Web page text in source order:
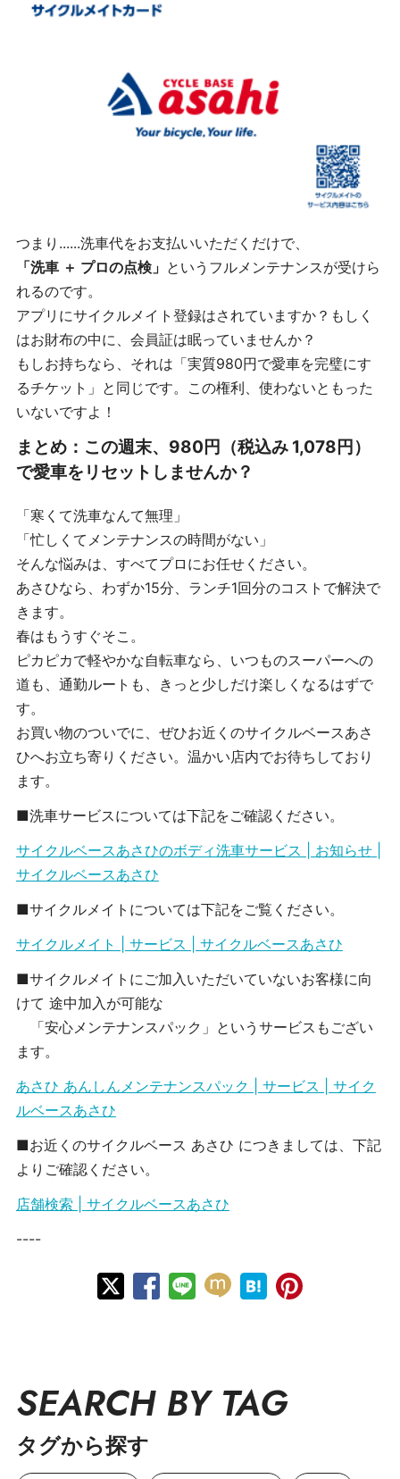
つまり......洗車代をお支払いいただくだけで、
「洗車 ＋ プロの点検」 というフルメンテナンスが受けら
れるのです。
アプリにサイクルメイト登録はされていますか？もしく
はお財布の中に、会員証は眠っていませんか？
もしお持ちなら、それは「実質980円で愛車を完璧にす
るチケット」と同じです。この権利、使わないともった
いないですよ！
まとめ：この週末、980円（税込み 1,078円）
で愛車をリセットしませんか？
「寒くて洗車なんて無理」
「忙しくてメンテナンスの時間がない」
そんな悩みは、すべてプロにお任せください。
あさひなら、わずか15分、ランチ1回分のコストで解決で
きます。
春はもうすぐそこ。
ピカピカで軽やかな自転車なら、いつものスーパーへの
道も、通勤ルートも、きっと少しだけ楽しくなるはずで
す。
お買い物のついでに、ぜひお近くのサイクルベースあさ
ひへお立ち寄りください。温かい店内でお待ちしており
ます。
■洗車サービスについては下記をご確認ください。
サイクルベースあさひのボディ洗車サービス | お知らせ |
サイクルベースあさひ
■サイクルメイトについては下記をご覧ください。
サイクルメイト | サービス | サイクルベースあさひ
■サイクルメイトにご加入いただいていないお客様に向
けて 途中加入が可能な
「安心メンテナンスパック」というサービスもござい
ます。
あさひ あんしんメンテナンスパック | サービス | サイク
ルベースあさひ
■お近くのサイクルベース あさひ につきましては、下記
よりご確認ください。
店舗検索 | サイクルベースあさひ
----
SEARCH BY TAG
タグから探す